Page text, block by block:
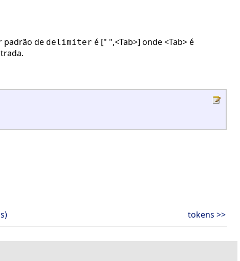
padrão de delimiter é [" ",<Tab>] onde <Tab> é
tokens >>